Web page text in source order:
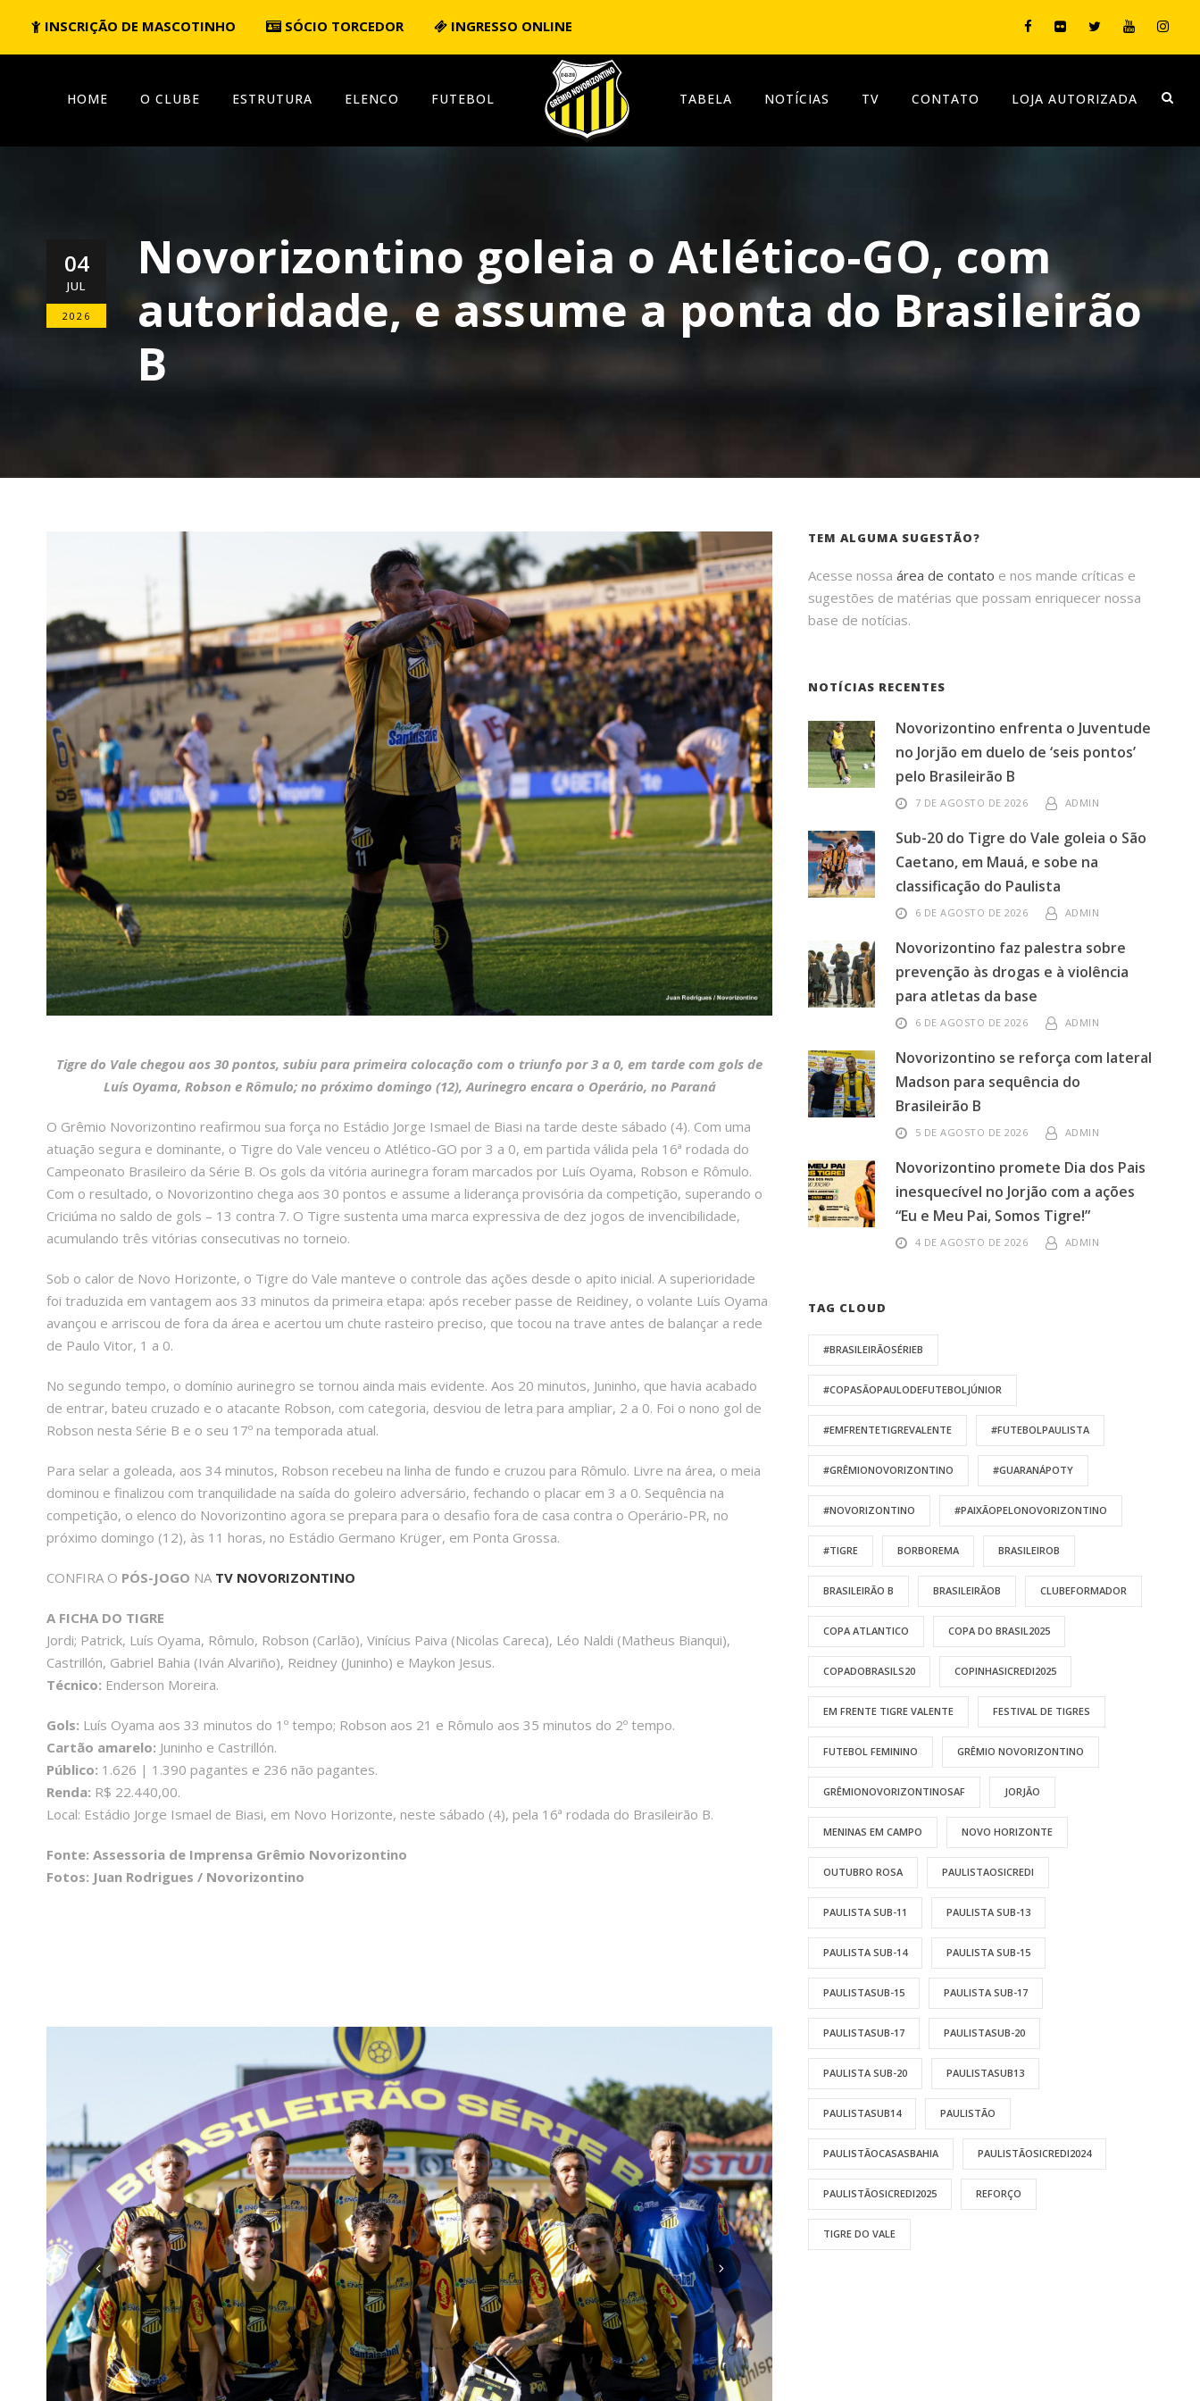
INSCRIÇÃO DE MASCOTINHO SÓCIO TORCEDOR INGRESSO ONLINE
HOME O CLUBE ESTRUTURA ELENCO FUTEBOL TABELA NOTÍCIAS TV CONTATO LOJA AUTORIZADA
04
JUL
2026
Novorizontino goleia o Atlético-GO, com
autoridade, e assume a ponta do Brasileirão
B
Tigre do Vale chegou aos 30 pontos, subiu para primeira colocação com o triunfo por 3 a 0, em tarde com gols de
Luís Oyama, Robson e Rômulo; no próximo domingo (12), Aurinegro encara o Operário, no Paraná
O Grêmio Novorizontino reafirmou sua força no Estádio Jorge Ismael de Biasi na tarde deste sábado (4). Com uma
atuação segura e dominante, o Tigre do Vale venceu o Atlético-GO por 3 a 0, em partida válida pela 16ª rodada do
Campeonato Brasileiro da Série B. Os gols da vitória aurinegra foram marcados por Luís Oyama, Robson e Rômulo.
Com o resultado, o Novorizontino chega aos 30 pontos e assume a liderança provisória da competição, superando o
Criciúma no saldo de gols – 13 contra 7. O Tigre sustenta uma marca expressiva de dez jogos de invencibilidade,
acumulando três vitórias consecutivas no torneio.
Sob o calor de Novo Horizonte, o Tigre do Vale manteve o controle das ações desde o apito inicial. A superioridade
foi traduzida em vantagem aos 33 minutos da primeira etapa: após receber passe de Reidiney, o volante Luís Oyama
avançou e arriscou de fora da área e acertou um chute rasteiro preciso, que tocou na trave antes de balançar a rede
de Paulo Vitor, 1 a 0.
No segundo tempo, o domínio aurinegro se tornou ainda mais evidente. Aos 20 minutos, Juninho, que havia acabado
de entrar, bateu cruzado e o atacante Robson, com categoria, desviou de letra para ampliar, 2 a 0. Foi o nono gol de
Robson nesta Série B e o seu 17º na temporada atual.
Para selar a goleada, aos 34 minutos, Robson recebeu na linha de fundo e cruzou para Rômulo. Livre na área, o meia
dominou e finalizou com tranquilidade na saída do goleiro adversário, fechando o placar em 3 a 0. Sequência na
competição, o elenco do Novorizontino agora se prepara para o desafio fora de casa contra o Operário-PR, no
próximo domingo (12), às 11 horas, no Estádio Germano Krüger, em Ponta Grossa.
CONFIRA O PÓS-JOGO NA TV NOVORIZONTINO
A FICHA DO TIGRE
Jordi; Patrick, Luís Oyama, Rômulo, Robson (Carlão), Vinícius Paiva (Nicolas Careca), Léo Naldi (Matheus Bianqui),
Castrillón, Gabriel Bahia (Iván Alvariño), Reidney (Juninho) e Maykon Jesus.
Técnico: Enderson Moreira.
Gols: Luís Oyama aos 33 minutos do 1º tempo; Robson aos 21 e Rômulo aos 35 minutos do 2º tempo.
Cartão amarelo: Juninho e Castrillón.
Público: 1.626 | 1.390 pagantes e 236 não pagantes.
Renda: R$ 22.440,00.
Local: Estádio Jorge Ismael de Biasi, em Novo Horizonte, neste sábado (4), pela 16ª rodada do Brasileirão B.
Fonte: Assessoria de Imprensa Grêmio Novorizontino
Fotos: Juan Rodrigues / Novorizontino
TEM ALGUMA SUGESTÃO?
Acesse nossaárea de contato e nos mande críticas e
sugestões de matérias que possam enriquecer nossa
base de notícias.
NOTÍCIAS RECENTES
Novorizontino enfrenta o Juventude
no Jorjão em duelo de ‘seis pontos’
pelo Brasileirão B
7 DE AGOSTO DE 2026 ADMIN
Sub-20 do Tigre do Vale goleia o São
Caetano, em Mauá, e sobe na
classificação do Paulista
6 DE AGOSTO DE 2026 ADMIN
Novorizontino faz palestra sobre
prevenção às drogas e à violência
para atletas da base
6 DE AGOSTO DE 2026 ADMIN
Novorizontino se reforça com lateral
Madson para sequência do
Brasileirão B
5 DE AGOSTO DE 2026 ADMIN
Novorizontino promete Dia dos Pais
inesquecível no Jorjão com a ações
“Eu e Meu Pai, Somos Tigre!”
4 DE AGOSTO DE 2026 ADMIN
TAG CLOUD
#BRASILEIRÃOSÉRIEB
#COPASÃOPAULODEFUTEBOLJÚNIOR
#EMFRENTETIGREVALENTE #FUTEBOLPAULISTA
#GRÊMIONOVORIZONTINO #GUARANÁPOTY
#NOVORIZONTINO #PAIXÃOPELONOVORIZONTINO
#TIGRE BORBOREMA BRASILEIROB
BRASILEIRÃO B BRASILEIRÃOB CLUBEFORMADOR
COPA ATLANTICO COPA DO BRASIL2025
COPADOBRASILS20 COPINHASICREDI2025
EM FRENTE TIGRE VALENTE FESTIVAL DE TIGRES
FUTEBOL FEMININO GRÊMIO NOVORIZONTINO
GRÊMIONOVORIZONTINOSAF JORJÃO
MENINAS EM CAMPO NOVO HORIZONTE
OUTUBRO ROSA PAULISTAOSICREDI
PAULISTA SUB-11 PAULISTA SUB-13
PAULISTA SUB-14 PAULISTA SUB-15
PAULISTASUB-15 PAULISTA SUB-17
PAULISTASUB-17 PAULISTASUB-20
PAULISTA SUB-20 PAULISTASUB13
PAULISTASUB14 PAULISTÃO
PAULISTÃOCASASBAHIA PAULISTÃOSICREDI2024
PAULISTÃOSICREDI2025 REFORÇO
TIGRE DO VALE